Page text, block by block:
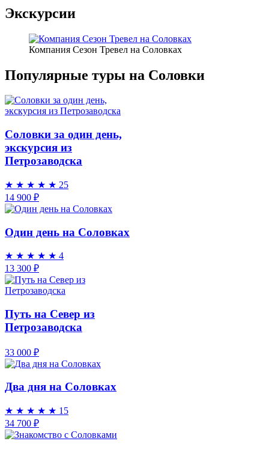
Экскурсии
Компания Сезон Тревел на Соловках
Популярные туры на Соловки
Соловки за один день,
экскурсия из
Петрозаводска
★ ★ ★ ★ ★ 25
14 900 ₽
Один день на Соловках
★ ★ ★ ★ ★ 4
13 300 ₽
Путь на Север из
Петрозаводска
33 000 ₽
Два дня на Соловках
★ ★ ★ ★ ★ 15
34 700 ₽